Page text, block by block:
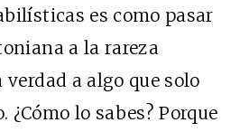
es como pasar
a la rareza
verdad a algo que solo
¿Cómo lo sabes? Porque